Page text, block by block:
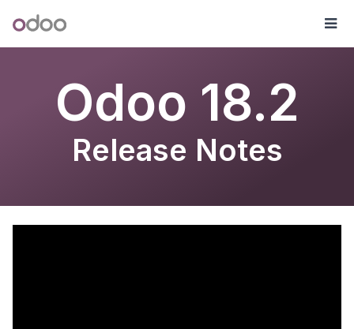
Odoo
Odoo 18.2
Release Notes